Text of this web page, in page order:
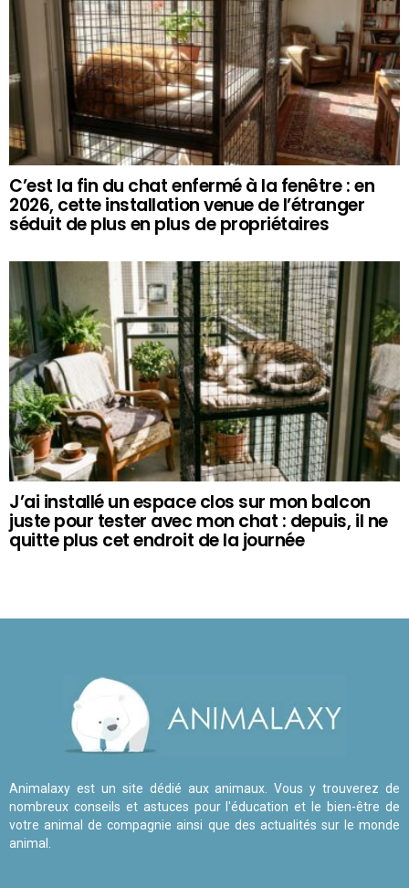
C’est la fin du chat enfermé à la fenêtre : en
2026, cette installation venue de l’étranger
séduit de plus en plus de propriétaires
J’ai installé un espace clos sur mon balcon
juste pour tester avec mon chat : depuis, il ne
quitte plus cet endroit de la journée
Animalaxy est un site dédié aux animaux. Vous y trouverez de
nombreux conseils et astuces pour l'éducation et le bien-être de
votre animal de compagnie ainsi que des actualités sur le monde
animal.